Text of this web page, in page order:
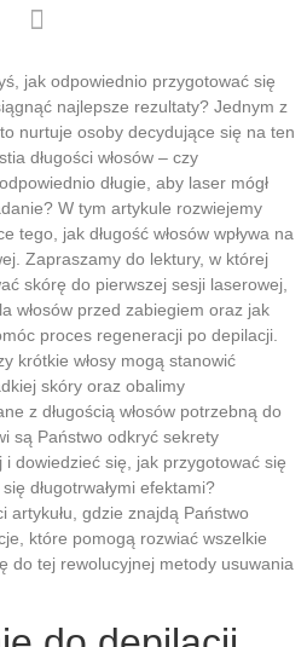
jak odpowiednio przygotować się
najlepsze rezultaty? Jednym z
nurtuje osoby decydujące się na ten
długości włosów – czy
długie, aby laser mógł
W tym artykule rozwiejemy
tego, jak długość włosów wpływa na
Zapraszamy do lektury, w której
skórę do pierwszej sesji laserowej,
włosów przed zabiegiem oraz jak
proces regeneracji po depilacji.
krótkie włosy mogą stanowić
skóry oraz obalimy
z długością włosów potrzebną do
są Państwo odkryć sekrety
dowiedzieć się, jak przygotować się
długotrwałymi efektami?
gdzie znajdą Państwo
które pomogą rozwiać wszelkie
do tej rewolucyjnej metody usuwania